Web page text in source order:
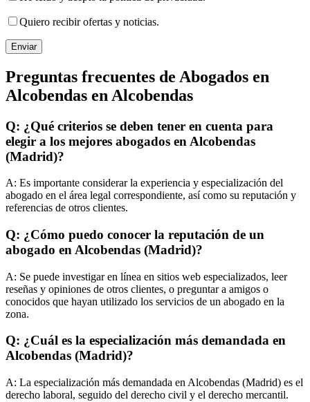
Quiero recibir ofertas y noticias.
Preguntas frecuentes de Abogados en
Alcobendas en Alcobendas
Q: ¿Qué criterios se deben tener en cuenta para
elegir a los mejores abogados en Alcobendas
(Madrid)?
A: Es importante considerar la experiencia y especialización del
abogado en el área legal correspondiente, así como su reputación y
referencias de otros clientes.
Q: ¿Cómo puedo conocer la reputación de un
abogado en Alcobendas (Madrid)?
A: Se puede investigar en línea en sitios web especializados, leer
reseñas y opiniones de otros clientes, o preguntar a amigos o
conocidos que hayan utilizado los servicios de un abogado en la
zona.
Q: ¿Cuál es la especialización más demandada en
Alcobendas (Madrid)?
A: La especialización más demandada en Alcobendas (Madrid) es el
derecho laboral, seguido del derecho civil y el derecho mercantil.